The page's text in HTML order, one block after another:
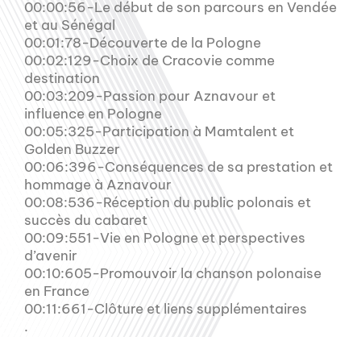
00:00:56-Le début de son parcours en Vendée
et au Sénégal
00:01:78-Découverte de la Pologne
00:02:129-Choix de Cracovie comme
destination
00:03:209-Passion pour Aznavour et
influence en Pologne
00:05:325-Participation à Mamtalent et
Golden Buzzer
00:06:396-Conséquences de sa prestation et
hommage à Aznavour
00:08:536-Réception du public polonais et
succès du cabaret
00:09:551-Vie en Pologne et perspectives
d’avenir
00:10:605-Promouvoir la chanson polonaise
en France
00:11:661-Clôture et liens supplémentaires
.